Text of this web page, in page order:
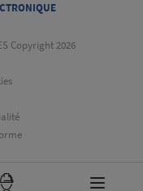
Copyright 2026